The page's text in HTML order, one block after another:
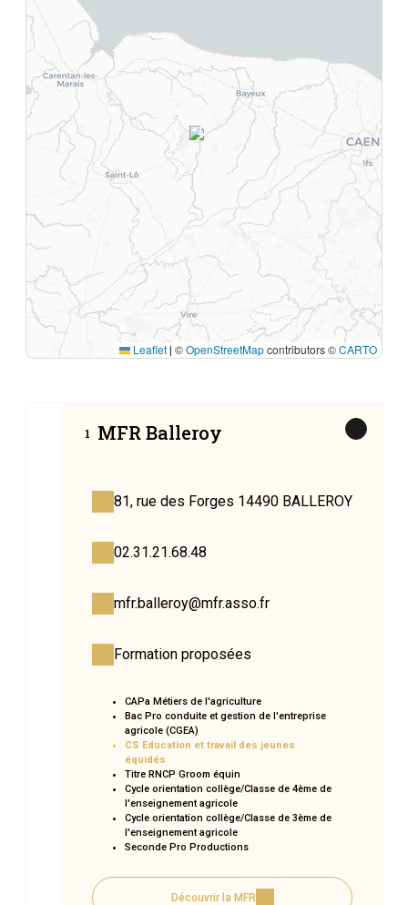
1
Leaflet ©OpenStreetMapcontributors ©CARTO
1 MFR Balleroy
81, rue des Forges 14490 BALLEROY
02.31.21.68.48
mfr.balleroy@mfr.asso.fr
Formation proposées
CAPa Métiers de l'agriculture
Bac Pro conduite et gestion de l'entreprise
agricole (CGEA)
CS Education et travail des jeunes
équidés
Titre RNCP Groom équin
Cycle orientation collège/Classe de 4ème de
l'enseignement agricole
Cycle orientation collège/Classe de 3ème de
l'enseignement agricole
Seconde Pro Productions
Découvrir la MFR